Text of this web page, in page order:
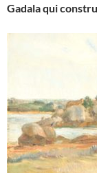
Gadala qui